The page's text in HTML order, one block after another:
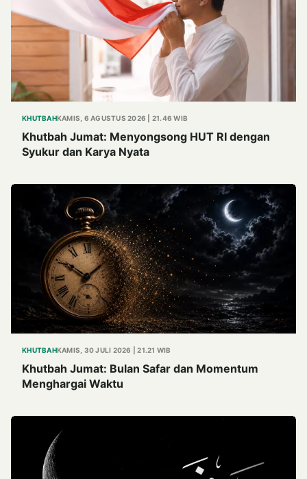
KHUTBAHKAMIS, 6 AGUSTUS 2026 | 21.46 WIB
Khutbah Jumat: Menyongsong HUT RI dengan
Syukur dan Karya Nyata
KHUTBAHKAMIS, 30 JULI 2026 | 21.21 WIB
Khutbah Jumat: Bulan Safar dan Momentum
Menghargai Waktu